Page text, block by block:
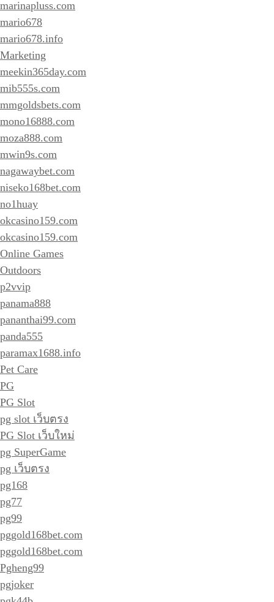
marinapluss.com
mario678
mario678.info
Marketing
meekin365day.com
mib555s.com
mmgoldsbets.com
mono16888.com
moza888.com
mwin9s.com
nagawaybet.com
niseko168bet.com
no1huay
okcasino159.com
okcasino159.com
Online Games
Outdoors
p2vvip
panama888
pananthai99.com
panda555
paramax1688.info
Pet Care
PG
PG Slot
pg slot เว็บตรง
PG Slot เว็บใหม่
pg SuperGame
pg เว็บตรง
pg168
pg77
pg99
pggold168bet.com
pggold168bet.com
Pgheng99
pgjoker